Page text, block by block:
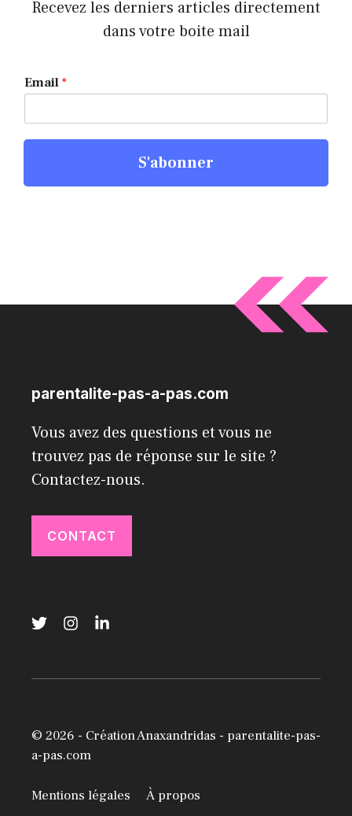
Recevez les derniers articles directement
dans votre boite mail
Email *
S'abonner
parentalite-pas-a-pas.com
Vous avez des questions et vous ne
trouvez pas de réponse sur le site ?
Contactez-nous.
CONTACT
© 2026 - Création Anaxandridas - parentalite-pas-
a-pas.com
Mentions légales À propos